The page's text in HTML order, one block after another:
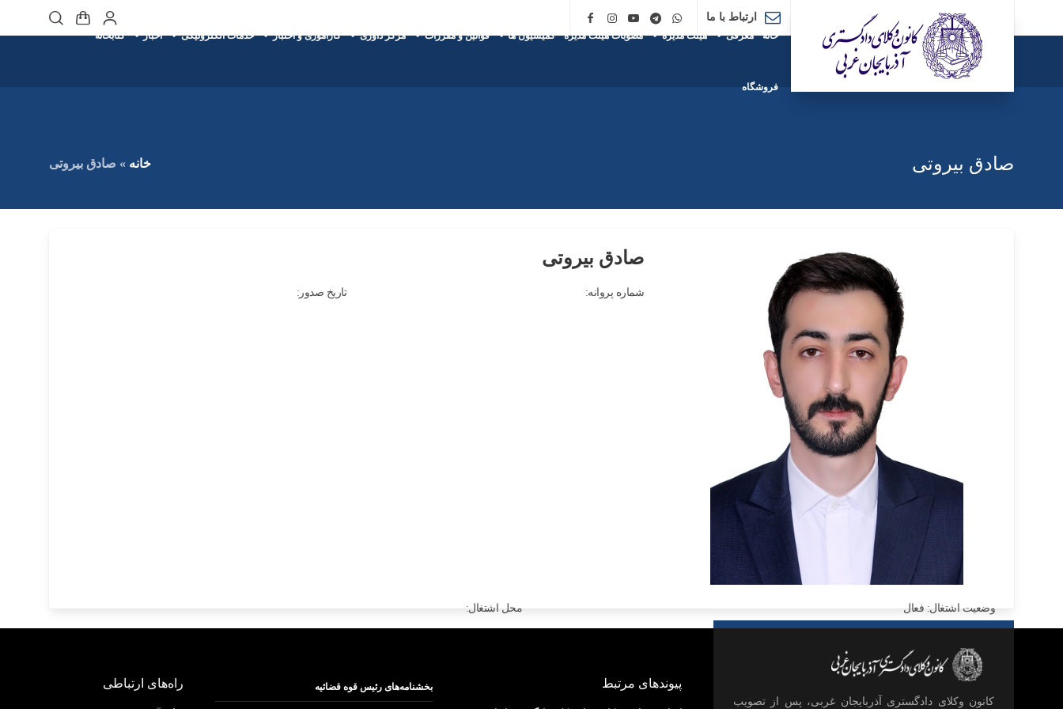
ارتباط با ما
خانه معرفی هیئت مدیره مصوبات هیئت مدیره کمیسیون ها قوانین و مقررات مرکز داوری کارآموزی و اختبار خدمات الکترونیکی اخبار کتابخانه
فروشگاه
صادق بیروتی خانه » صادق بیروتی
صادق بیروتی
شماره پروانه: تاریخ صدور:
وضعیت اشتغال: فعال محل اشتغال:
تلفن محل کار:
كانون وكلای دادگستری آذربايجان غربی، پس از تصويب
پیوندهای مرتبط بخشنامه‌های رئیس قوه قضائیه راه‌های ارتباطی